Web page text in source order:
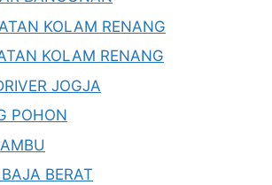
KOLAM RENANG
KOLAM RENANG
JOGJA
POHON
BERAT